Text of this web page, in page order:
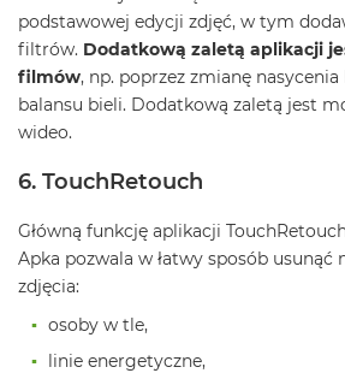
i
M
4
c
o
o
k
A
r
M
podstawowej edycji zdjęć, w tym
filtrów. Dodatkową zaletą aplikacji
filmów, np. poprzez zmianę
balansu bieli. Dodatkową zaletą jest
wideo.
6. TouchRetouch
Główną funkcję aplikacji
Apka pozwala w łatwy sposób usunąć
zdjęcia:
osoby w tle,
linie energetyczne,